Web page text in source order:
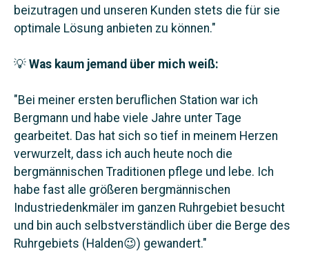
beizutragen und unseren Kunden stets die für sie
optimale Lösung anbieten zu können."
💡 Was kaum jemand über mich weiß:
"Bei meiner ersten beruflichen Station war ich
Bergmann und habe viele Jahre unter Tage
gearbeitet. Das hat sich so tief in meinem Herzen
verwurzelt, dass ich auch heute noch die
bergmännischen Traditionen pflege und lebe. Ich
habe fast alle größeren bergmännischen
Industriedenkmäler im ganzen Ruhrgebiet besucht
und bin auch selbstverständlich über die Berge des
Ruhrgebiets (Halden😉) gewandert."